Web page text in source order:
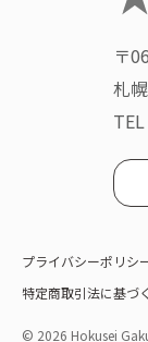
〒
札
TEL
プライバシーポリシ
特定商取引法に基づ
© 2026 Hokusei